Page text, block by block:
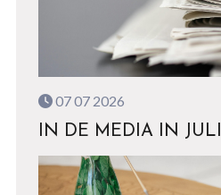
07 07 2026
IN DE MEDIA IN JULI